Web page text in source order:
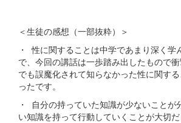
＜生徒の感想（一部抜粋）＞
・ 性に関することは中学であまり深く学
で、今回の講話は一歩踏み出したもので衝
でも誤魔化されて知らなかった性に関す
ったです。
・ 自分の持っていた知識が少ないことが
い知識を持って行動していくことが大切だ